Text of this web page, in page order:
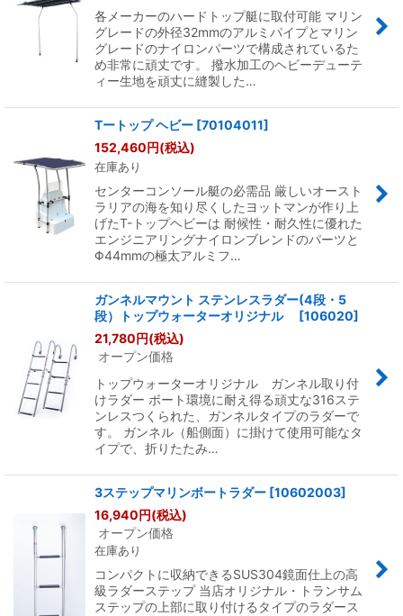
各メーカーのハードトップ艇に取付可能 マリン
グレードの外径32mmのアルミパイプとマリン
グレードのナイロンパーツで構成されているた
め非常に頑丈です。 撥水加工のヘビーデューテ
ィー生地を頑丈に縫製した…
Tートップ ヘビー [70104011]
152,460円(税込)
在庫あり
センターコンソール艇の必需品 厳しいオースト
ラリアの海を知り尽くしたヨットマンが作り上
げたT-トップヘビーは 耐候性・耐久性に優れた
エンジニアリングナイロンブレンドのパーツと
Φ44mmの極太アルミフ…
ガンネルマウント ステンレスラダー(4段・5
段）トップウォーターオリジナル
[106020]
21,780円(税込)
オープン価格
トップウォーターオリジナル ガンネル取り付
けラダー ボート環境に耐え得る頑丈な316ステ
ンレスつくられた、ガンネルタイプのラダーで
す。 ガンネル（船側面）に掛けて使用可能なタ
イプで、折りたたみ…
3ステップマリンボートラダー [10602003]
16,940円(税込)
オープン価格
在庫あり
コンパクトに収納できるSUS304鏡面仕上の高
級ラダーステップ 当店オリジナル・トランサム
ステップの上部に取り付けるタイプのラダース